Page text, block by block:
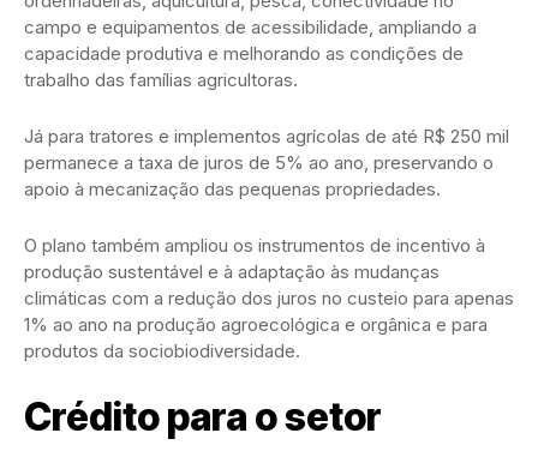
campo e equipamentos de acessibilidade, ampliando a
capacidade produtiva e melhorando as condições de
trabalho das famílias agricultoras.
Já para tratores e implementos agrícolas de até R$ 250 mil
permanece a taxa de juros de 5% ao ano, preservando o
apoio à mecanização das pequenas propriedades.
O plano também ampliou os instrumentos de incentivo à
produção sustentável e à adaptação às mudanças
climáticas com a redução dos juros no custeio para apenas
1% ao ano na produção agroecológica e orgânica e para
produtos da sociobiodiversidade.
Crédito para o setor